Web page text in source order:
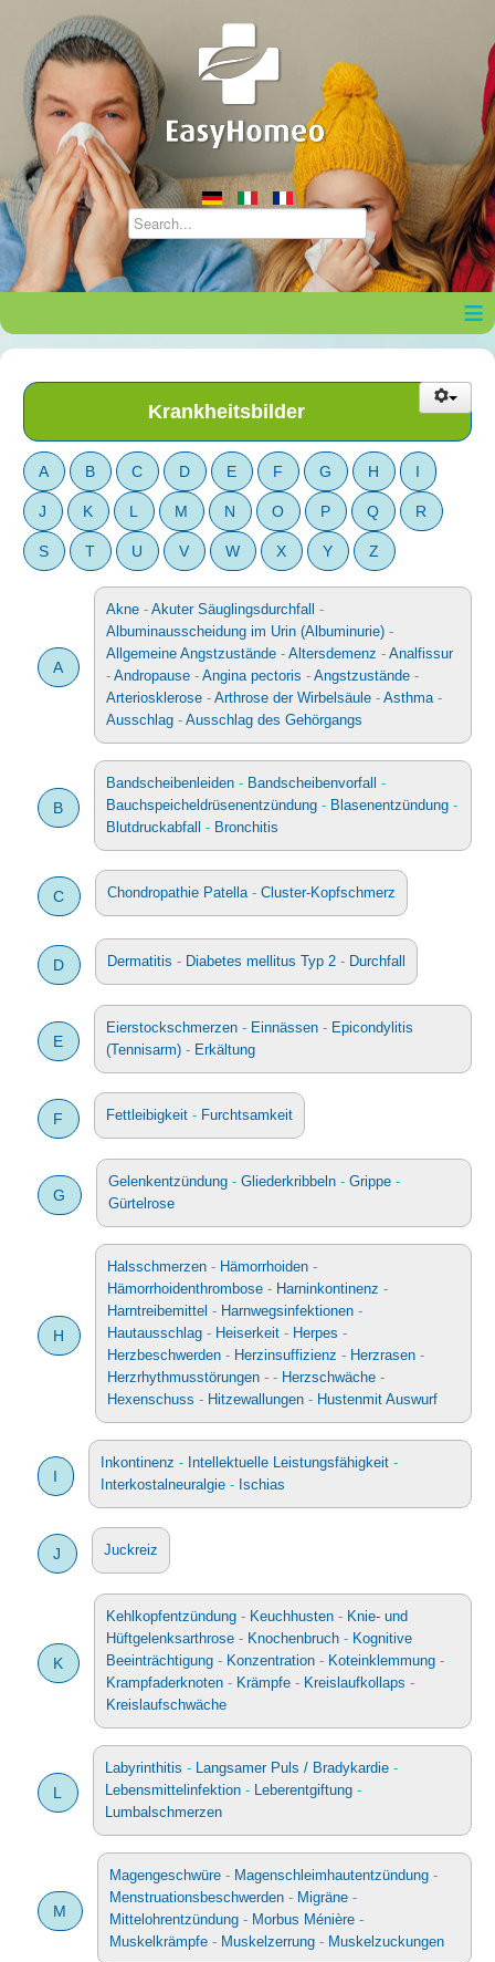
≡
Krankheitsbilder
A B C D E F G H I
J K L M N O P Q R
S T U V W X Y Z
A
Akne - Akuter Säuglingsdurchfall -
Albuminausscheidung im Urin (Albuminurie) -
Allgemeine Angstzustände - Altersdemenz - Analfissur
- Andropause - Angina pectoris - Angstzustände -
Arteriosklerose - Arthrose der Wirbelsäule - Asthma-
Ausschlag - Ausschlag des Gehörgangs
B
Bandscheibenleiden - Bandscheibenvorfall -
Bauchspeicheldrüsenentzündung - Blasenentzündung -
Blutdruckabfall - Bronchitis
C Chondropathie Patella- Cluster-Kopfschmerz
D Dermatitis - Diabetes mellitus Typ 2 - Durchfall
E
Eierstockschmerzen - Einnässen - Epicondylitis
(Tennisarm) - Erkältung
F Fettleibigkeit - Furchtsamkeit
G
Gelenkentzündung - Gliederkribbeln - Grippe -
Gürtelrose
H
Halsschmerzen - Hämorrhoiden -
Hämorrhoidenthrombose - Harninkontinenz -
Harntreibemittel - Harnwegsinfektionen -
Hautausschlag - Heiserkeit - Herpes -
Herzbeschwerden - Herzinsuffizienz - Herzrasen -
Herzrhythmusstörungen - - Herzschwäche -
Hexenschuss - Hitzewallungen - Hustenmit Auswurf
I
Inkontinenz - Intellektuelle Leistungsfähigkeit -
Interkostalneuralgie - Ischias
J Juckreiz
K
Kehlkopfentzündung - Keuchhusten - Knie- und
Hüftgelenksarthrose - Knochenbruch - Kognitive
Beeinträchtigung - Konzentration - Koteinklemmung -
Krampfaderknoten - Krämpfe - Kreislaufkollaps -
Kreislaufschwäche
L
Labyrinthitis - Langsamer Puls / Bradykardie -
Lebensmittelinfektion - Leberentgiftung -
Lumbalschmerzen
M
Magengeschwüre - Magenschleimhautentzündung -
Menstruationsbeschwerden - Migräne -
Mittelohrentzündung - Morbus Ménière -
Muskelkrämpfe - Muskelzerrung - Muskelzuckungen